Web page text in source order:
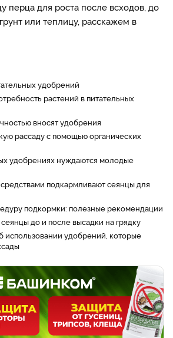
перца для роста после всходов, до
или теплицу, расскажем в
удобрений
растений в питательных
вносят удобрения
рассаду с помощью органических
удобрениях нуждаются молодые
подкармливают сеянцы для
подкормки: полезные рекомендации
до и после высадки на грядку
использовании удобрений, которые